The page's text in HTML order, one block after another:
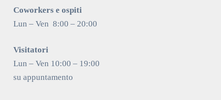
Coworkers e ospiti
Lun – Ven 8:00 – 20:00
Visitatori
Lun – Ven 10:00 – 19:00
su appuntamento